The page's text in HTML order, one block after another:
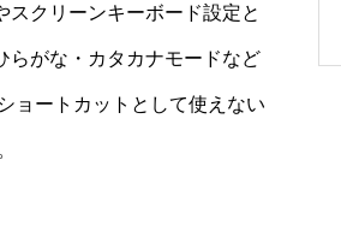
クリーンキーボード設定と
らがな・カタカナモードなど
ョートカットとして使えない